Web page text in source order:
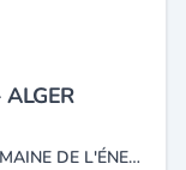
ALGER
FABRICATION D'ÉQUIPEMENTS DU DOMAINE DE L'ÉNERGIE - TRANSFORMATEUR - INGÉNIERIE - CENTRAL ÉLECTRIQUE - BARRAGE - TRAITEMENTS DES EAUX USÉES ET POTABLES - TRAVAUX DE TRANSPORT (MÉTRO,CHEMINS DE FER) - TRAVAUX HYDRAULIQUES.